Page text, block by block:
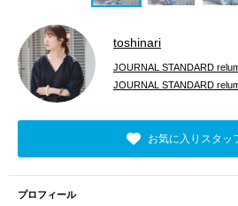
toshinari
JOURNAL STANDARD
JOURNAL STANDARD
お気に入りスタッ
プロフィール